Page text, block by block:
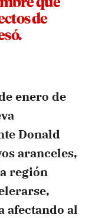
que
de
enero de
Donald
aranceles,
región
afectando al